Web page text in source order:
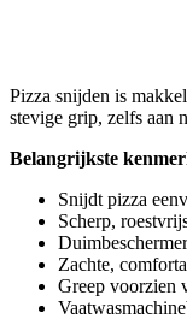
Pizza snijden is
stevige grip, zelfs aan
Belangrijkste
Snijdt pizza
Scherp,
Zachte,
Greep voorzien